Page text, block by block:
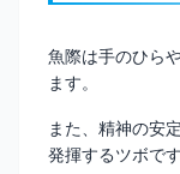
魚際は手のひら
ます。
また、精神の安
発揮するツボです